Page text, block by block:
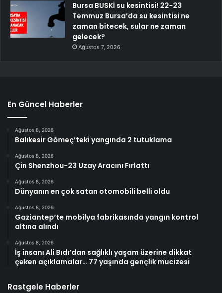
Bursa BUSKİ su kesintisi! 22-23
Temmuz Bursa’da su kesintisi ne
zaman bitecek, sular ne zaman
gelecek?
Ağustos 7, 2026
En Güncel Haberler
Ağustos 8, 2026
Balıkesir Gömeç’teki yangında 2 tutuklama
Ağustos 8, 2026
Çin Shenzhou-23 Uzay Aracını Fırlattı
Ağustos 8, 2026
Dünyanın en çok satan otomobili belli oldu
Ağustos 8, 2026
Gaziantep’te mobilya fabrikasında yangın kontrol
altına alındı
Ağustos 8, 2026
İş insanı Ali Bıdı’dan sağlıklı yaşam üzerine dikkat
çeken açıklamalar… 77 yaşında gençlik mucizesi
Rastgele Haberler